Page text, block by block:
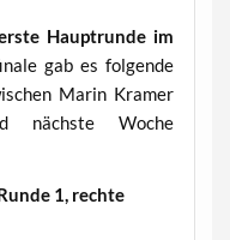
Hauptrunde im
gab es folgende
Marin Kramer
nächste Woche
1, rechte